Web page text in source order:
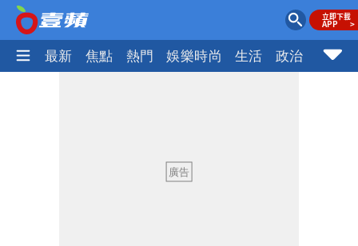
最新 焦點 熱門 娛樂時尚 生活 政治 社會